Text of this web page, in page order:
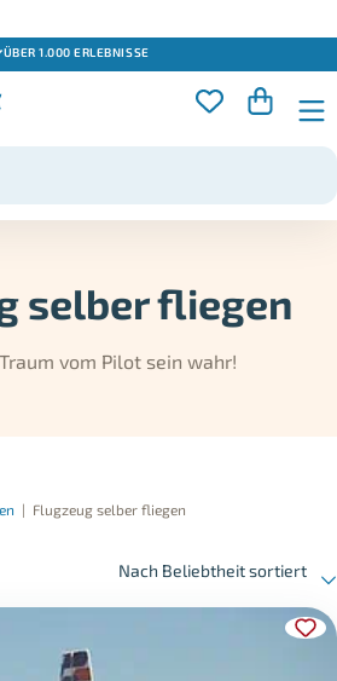
ERLEBNISSE
selber fliegen
vom Pilot sein wahr!
| Flugzeug selber fliegen
Nach Beliebtheit sortiert